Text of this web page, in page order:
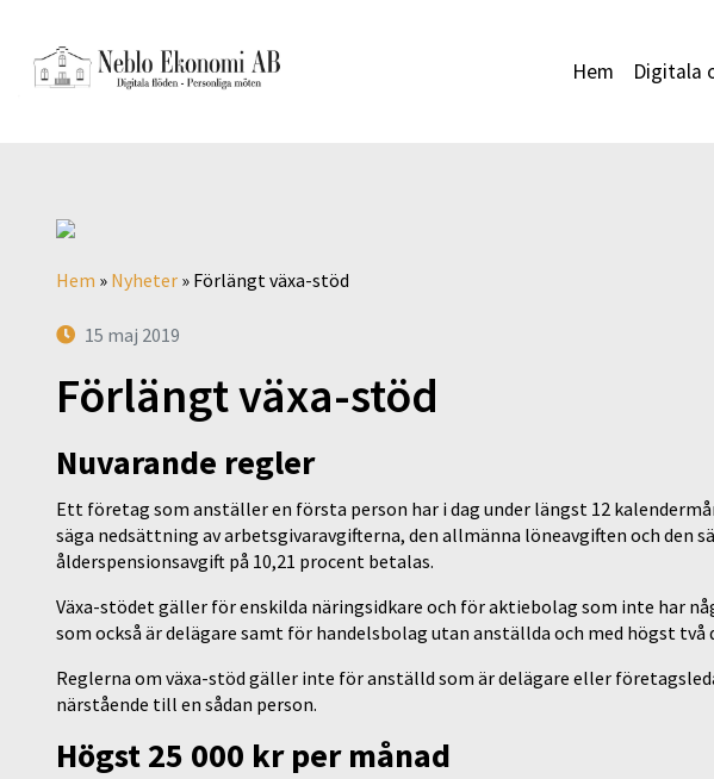
Hem Digitala
Hem » Nyheter » Förlängt växa-stöd
15 maj 2019
Förlängt växa-stöd
Nuvarande regler
Ett företag som anställer en första person har i dag under längst 12
säga nedsättning av arbetsgivaravgifterna, den allmänna löneavgiften och den
ålderspensionsavgift på 10,21 procent betalas.
Växa-stödet gäller för enskilda näringsidkare och för aktiebolag som inte har
som också är delägare samt för handelsbolag utan anställda och med högst två
Reglerna om växa-stöd gäller inte för anställd som är delägare eller
närstående till en sådan person.
Högst 25 000 kr per månad